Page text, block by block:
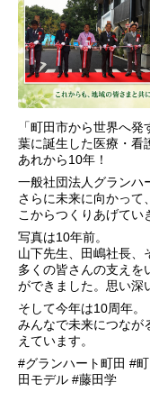
「町田市から世界へ
葉に誕生した医療・看
あれから10年！
一般社団法人グランハ
さらに未来に向かって
こからつくりあげてい
写真は10年前。
山下先生、田嶋社長、
多くの皆さんの支えを
ができました。思い深
そして今年は10周年。
みんなで未来につなが
えています。
#グランハート町田 #
田モデル #藤田学